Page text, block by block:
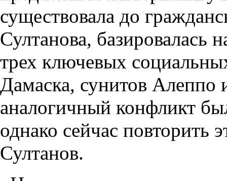
существовала до
Султанова, базировалась
трех ключевых
Дамаска, сунитов Алеппо
аналогичный конфликт
однако сейчас повторить
Султанов.